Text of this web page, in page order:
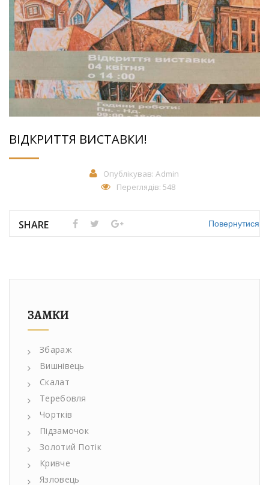
ВІДКРИТТЯ ВИСТАВКИ!
Опублікував:Admin
Переглядів: 548
SHARE Повернутися
ЗАМКИ
Збараж
Вишнівець
Скалат
Теребовля
Чортків
Підзамочок
Золотий Потік
Кривче
Язловець